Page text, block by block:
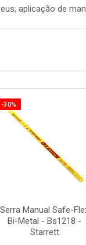
aplicação de
-30%
Serra Manual Safe-
Bi-Metal - Bs1218 -
Starrett